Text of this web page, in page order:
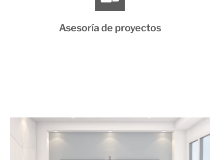
Asesoría de proyectos